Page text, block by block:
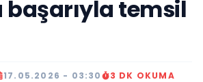
temsil
17.05.2026 - 03:30 3 DK OKUMA